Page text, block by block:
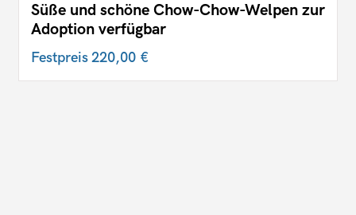
Süße und schöne Chow-Chow-Welpen zur
Adoption verfügbar
Festpreis220,00 €